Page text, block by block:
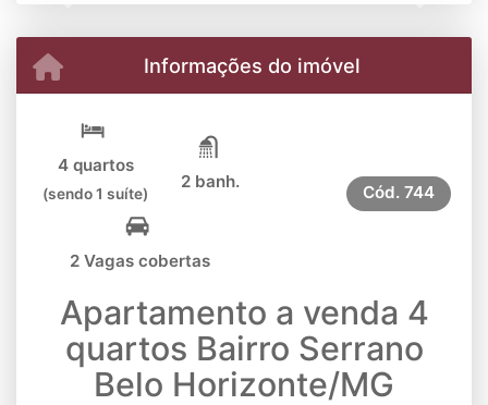
Informações do imóvel
4 quartos
(sendo 1 suíte)
2 banh.
2 Vagas cobertas
Cód. 744
Apartamento a venda 4
quartos Bairro Serrano
Belo Horizonte/MG